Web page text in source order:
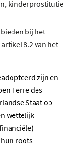
kinderprostitutie
bij het
8.2 van het
zijn en
Terre des
Staat op
wettelijk
roots-